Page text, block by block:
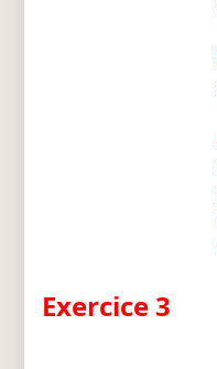
Exercice 3